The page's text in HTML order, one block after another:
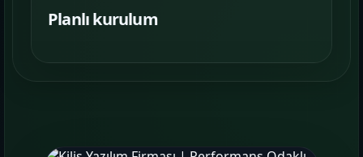
Planlı kurulum